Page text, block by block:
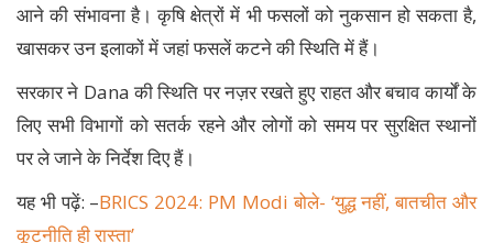
आने की संभावना है। कृषि क्षेत्रों में भी फसलों को नुकसान हो सकता है,
खासकर उन इलाकों में जहां फसलें कटने की स्थिति में हैं।
सरकार ने Dana की स्थिति पर नज़र रखते हुए राहत और बचाव कार्यों के
लिए सभी विभागों को सतर्क रहने और लोगों को समय पर सुरक्षित स्थानों
पर ले जाने के निर्देश दिए हैं।
यह भी पढ़ें: –BRICS 2024: PM Modi बोले- ‘युद्ध नहीं, बातचीत और
कूटनीति ही रास्ता’